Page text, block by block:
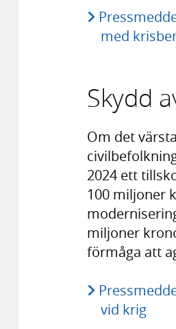
med
Skydd
Om det
2024 ett
100 miljoner
miljoner
förmåga att
vid krig